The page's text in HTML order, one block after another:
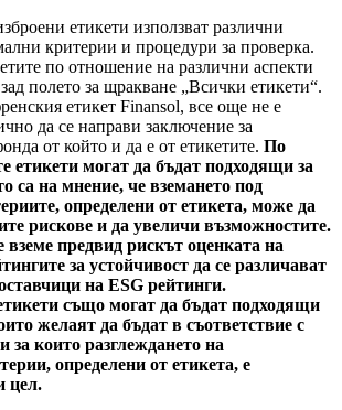
етикети използват различни
критерии и процедури за проверка.
по отношение на различни аспекти
полето за щракване „Всички етикети“.
етикет Finansol, все още не е
да се направи заключение за
от който и да е от етикетите. По
етикети могат да бъдат подходящи за
са на мнение, че вземането под
определени от етикета, може да
рискове и да увеличи възможностите.
вземе предвид рискът оценката на
за устойчивост да се различават
на ESG рейтинги.
също могат да бъдат подходящи
желаят да бъдат в съответствие с
за които разглеждането на
определени от етикета, е
цел.